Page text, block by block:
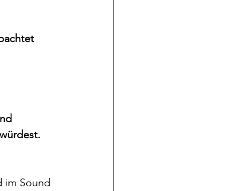
im Sound